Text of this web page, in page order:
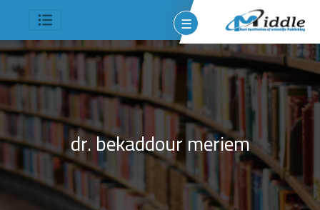
☰
dr. bekaddour meriem